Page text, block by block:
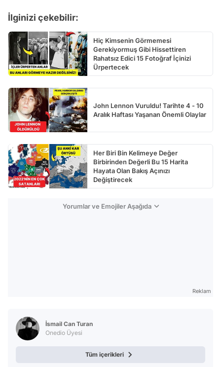
İlginizi çekebilir:
Hiç Kimsenin Görmemesi
Gerekiyormuş Gibi Hissettiren
Rahatsız Edici 15 Fotoğraf İçinizi
Ürpertecek
John Lennon Vuruldu! Tarihte 4 - 10
Aralık Haftası Yaşanan Önemli Olaylar
Her Biri Bin Kelimeye Değer
Birbirinden Değerli Bu 15 Harita
Hayata Olan Bakış Açınızı
Değiştirecek
Yorumlar ve Emojiler Aşağıda
Reklam
İsmail Can Turan
Onedio Üyesi
Tüm içerikleri